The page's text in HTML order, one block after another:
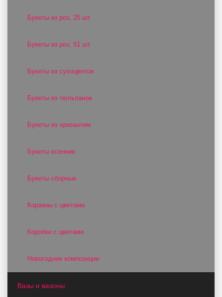
Букеты из роз, 25 шт
Букеты из роз, 51 шт
Букеты из сухоцветов
Букеты из тюльпанов
Букеты из хризантем
Букеты осенние
Букеты сборные
Корзины с цветами
Коробки с цветами
Новогодние композиции
Вазы и вазоны